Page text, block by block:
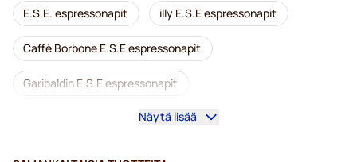
E.S.E. espressonapit illy E.S.E espressonapit
Caffè Borbone E.S.E espressonapit
Garibaldin E.S.E espressonapit
Gimoka E.S.E espressonapit E.S.E.-koneisiin
Näytä lisää